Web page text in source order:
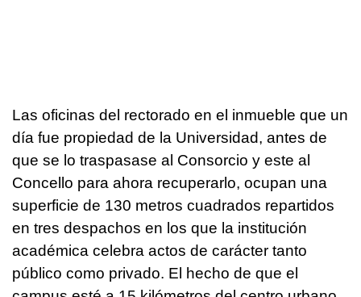
Las oficinas del rectorado en el inmueble que un
día fue propiedad de la Universidad, antes de
que se lo traspasase al Consorcio y este al
Concello para ahora recuperarlo, ocupan una
superficie de 130 metros cuadrados repartidos
en tres despachos en los que la institución
académica celebra actos de carácter tanto
público como privado. El hecho de que el